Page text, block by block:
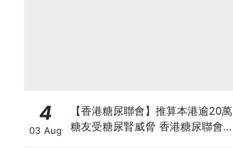
4
03 Aug
【香港糖尿聯會】推算本港逾20萬
糖友受糖尿腎威脅 香港糖尿聯會